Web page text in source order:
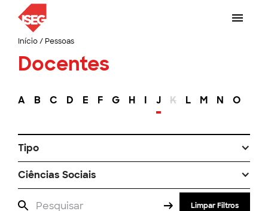
Início/ Pessoas
Docentes
A B C D E F G H I J K L M N O
Tipo
Ciências Sociais
Limpar Filtros